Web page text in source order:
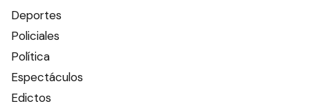
Deportes
Policiales
Política
Espectáculos
Edictos